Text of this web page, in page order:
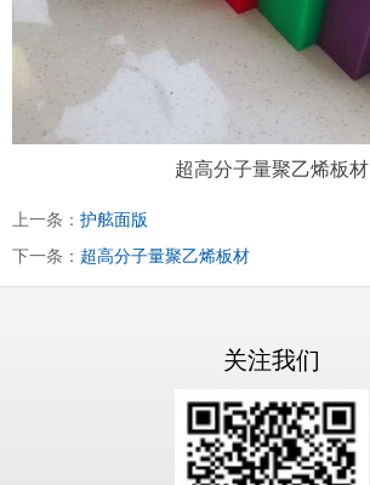
超高分子量聚乙烯板材
上一条： 护舷面版
下一条： 超高分子量聚乙烯板材
关注我们